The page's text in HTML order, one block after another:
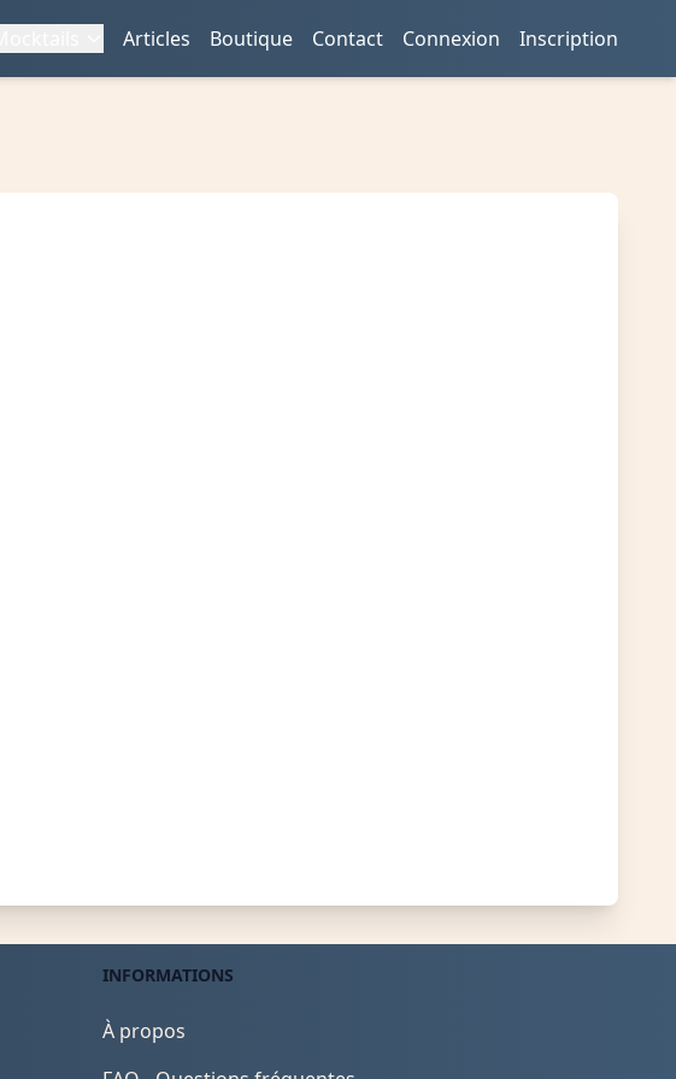
Articles Boutique Contact Connexion Inscription
INFORMATIONS
À propos